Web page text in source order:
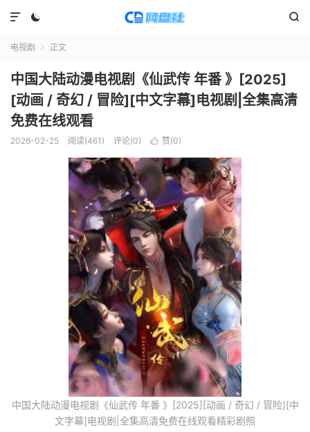
 

电视剧  正文
中国大陆动漫电视剧《仙武传 年番 》[2025]
[动画 / 奇幻 / 冒险][中文字幕]电视剧|全集高清
免费在线观看
2026-02-25 阅读(461 ) 评论(0)  赞(0)
中国大陆动漫电视剧《仙武传 年番 》[2025][动画 / 奇幻 / 冒险][中
文字幕]电视剧|全集高清免费在线观看精彩剧照